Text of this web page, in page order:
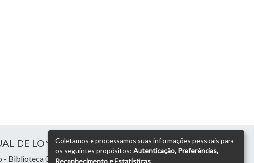
DE LONDRINA
- Biblioteca Central
Coletamos e processamos suas informações pessoais para
os seguintes propósitos: Autenticação, Preferências,
Reconhecimento e Estatísticas.